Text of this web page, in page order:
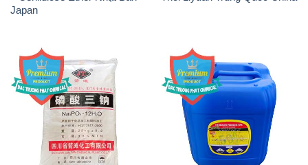
Na3PO4 – Trisodium
Phosphate Trung Quốc China
H2O2 – Hydrogen Peroxide
50% Samuda Bangladesh